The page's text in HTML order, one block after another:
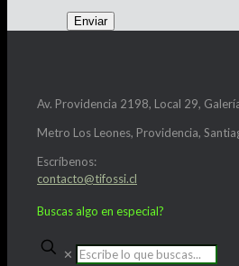
Av. Providencia 2198, Local 29,
Metro Los Leones, Providencia,
Escríbenos:
contacto@tifossi.cl
Buscas algo en especial?
✕